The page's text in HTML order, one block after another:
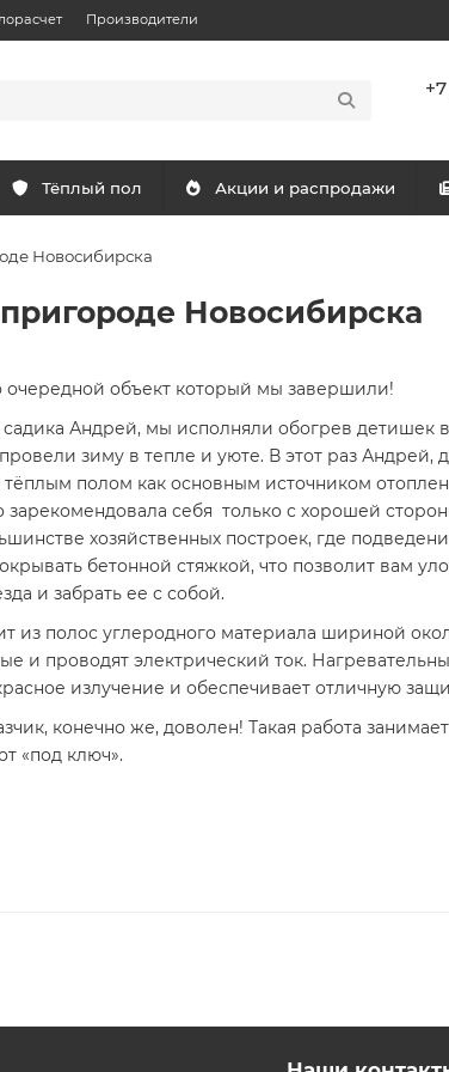
Производители
Тёплый пол Акции и распродажи
Новосибирска
Новосибирска
очередной объект который мы завершили!
садика Андрей, мы исполняли обогрев
зиму в тепле и уюте. В этот раз
полом как основным источником
себя только с хорошей
хозяйственных построек, где
бетонной стяжкой, что позволит вам
и забрать ее с собой.
из полос углеродного материала шириной
и проводят электрический ток.
излучение и обеспечивает отличную
конечно же, доволен! Такая работа
«под ключ».